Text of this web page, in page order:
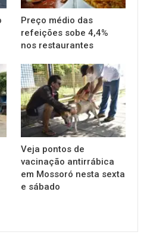
Preço médio das
refeições sobe 4,4%
nos restaurantes
Veja pontos de
vacinação antirrábica
em Mossoró nesta sexta
e sábado